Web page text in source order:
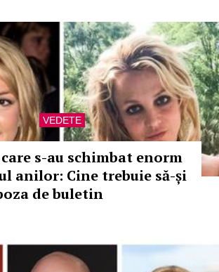
VEDETE
care s-au schimbat enorm
anilor: Cine trebuie să-și
de buletin